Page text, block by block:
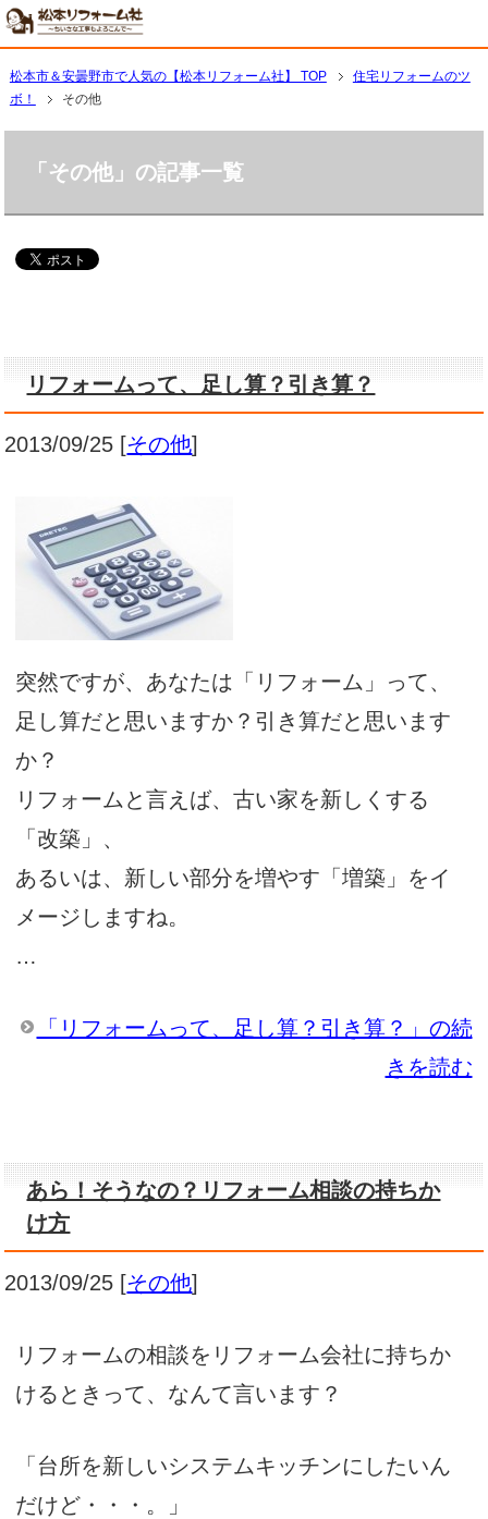
松本市＆安曇野市で人気の【松本リフォーム社】 TOP
住宅リフォームのツ
ボ！
その他
「その他」の記事一覧
リフォームって、足し算？引き算？
2013/09/25 [その他]
突然ですが、あなたは「リフォーム」って、
足し算だと思いますか？引き算だと思います
か？
リフォームと言えば、古い家を新しくする
「改築」、
あるいは、新しい部分を増やす「増築」をイ
メージしますね。
…
「リフォームって、足し算？引き算？」の続
きを読む
あら！そうなの？リフォーム相談の持ちか
け方
2013/09/25 [その他]
リフォームの相談をリフォーム会社に持ちか
けるときって、なんて言います？
「台所を新しいシステムキッチンにしたいん
だけど・・・。」